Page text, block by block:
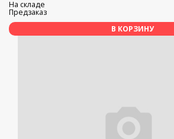
На складе
Предзаказ
В КОРЗИНУ